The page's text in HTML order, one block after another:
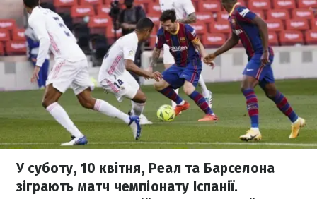
У суботу, 10 квітня, Реал та Барселона
зіграють матч чемпіонату Іспанії.